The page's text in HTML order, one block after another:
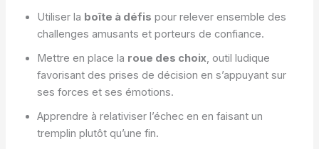
Utiliser la boîte à défis pour relever ensemble des
challenges amusants et porteurs de confiance.
Mettre en place la roue des choix, outil ludique
favorisant des prises de décision en s’appuyant sur
ses forces et ses émotions.
Apprendre à relativiser l’échec en en faisant un
tremplin plutôt qu’une fin.